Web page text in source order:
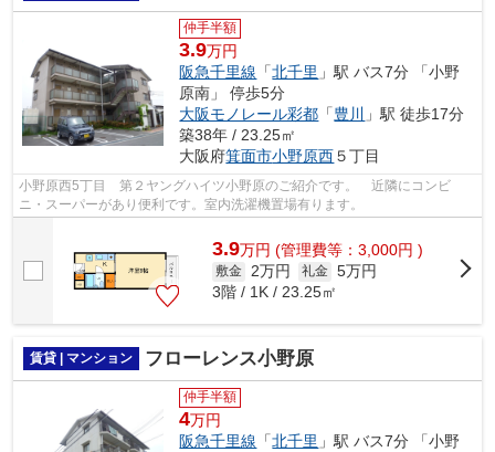
仲手半額
3.9万円
阪急千里線 「北千里 」駅 バス7分 「小野
原南」 停歩5分
大阪モノレール彩都 「豊川 」駅 徒歩17分
築38年 / 23.25㎡
大阪府箕面市小野原西５丁目
小野原西5丁目 第２ヤングハイツ小野原のご紹介です。 近隣にコンビ
ニ・スーパーがあり便利です。室内洗濯機置場有ります。
3.9万円 (管理費等：3,000円 )
敷金 2万円 礼金 5万円
3階 / 1K / 23.25㎡
賃貸 | マンション フローレンス小野原
仲手半額
4万円
阪急千里線 「北千里 」駅 バス7分 「小野